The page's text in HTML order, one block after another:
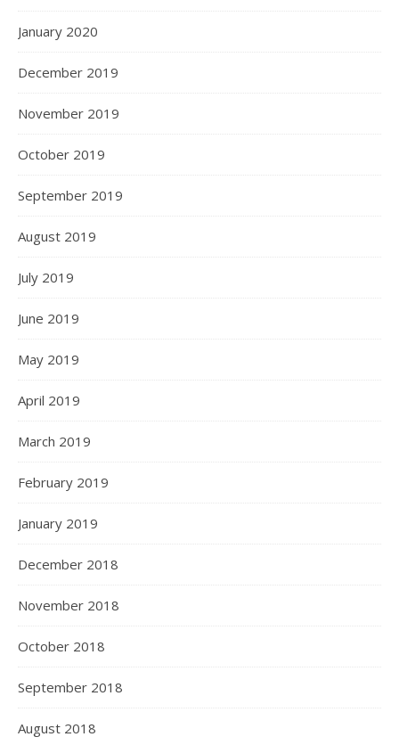
January 2020
December 2019
November 2019
October 2019
September 2019
August 2019
July 2019
June 2019
May 2019
April 2019
March 2019
February 2019
January 2019
December 2018
November 2018
October 2018
September 2018
August 2018